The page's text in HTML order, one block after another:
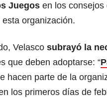
Juegos en los
organización.
Velasco subrayó la
que deben adoptarse: “
hacen parte de la
los primeros días de